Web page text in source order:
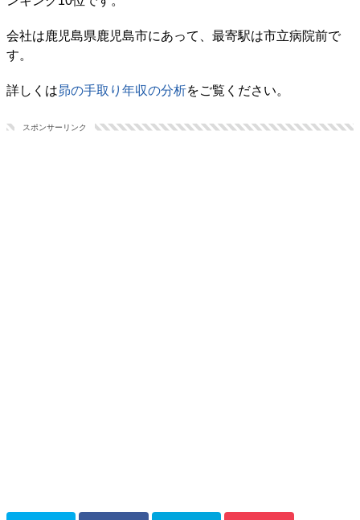
会社は鹿児島県鹿児島市にあって、最寄駅は市立病院前で
す。
詳しくは昴の手取り年収の分析をご覧ください。
スポンサーリンク